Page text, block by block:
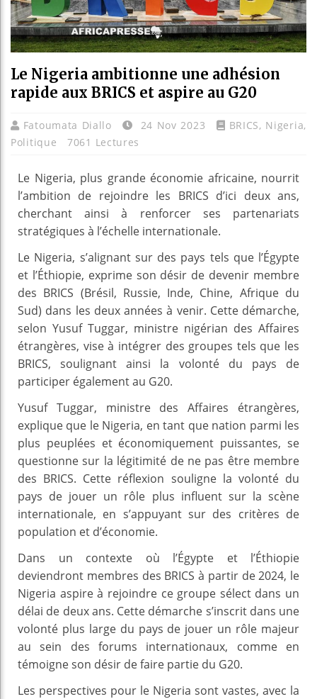
Le Nigeria ambitionne une adhésion
rapide aux BRICS et aspire au G20
Fatoumata Diallo 24 Nov 2023 BRICS, Nigeria,
Politique
7061 Lectures
Le Nigeria, plus grande économie africaine, nourrit
l’ambition de rejoindre les BRICS d’ici deux ans,
cherchant ainsi à renforcer ses partenariats
stratégiques à l’échelle internationale.
Le Nigeria, s’alignant sur des pays tels que l’Égypte
et l’Éthiopie, exprime son désir de devenir membre
des BRICS (Brésil, Russie, Inde, Chine, Afrique du
Sud) dans les deux années à venir. Cette démarche,
selon Yusuf Tuggar, ministre nigérian des Affaires
étrangères, vise à intégrer des groupes tels que les
BRICS, soulignant ainsi la volonté du pays de
participer également au G20.
Yusuf Tuggar, ministre des Affaires étrangères,
explique que le Nigeria, en tant que nation parmi les
plus peuplées et économiquement puissantes, se
questionne sur la légitimité de ne pas être membre
des BRICS. Cette réflexion souligne la volonté du
pays de jouer un rôle plus influent sur la scène
internationale, en s’appuyant sur des critères de
population et d’économie.
Dans un contexte où l’Égypte et l’Éthiopie
deviendront membres des BRICS à partir de 2024, le
Nigeria aspire à rejoindre ce groupe sélect dans un
délai de deux ans. Cette démarche s’inscrit dans une
volonté plus large du pays de jouer un rôle majeur
au sein des forums internationaux, comme en
témoigne son désir de faire partie du G20.
Les perspectives pour le Nigeria sont vastes, avec la